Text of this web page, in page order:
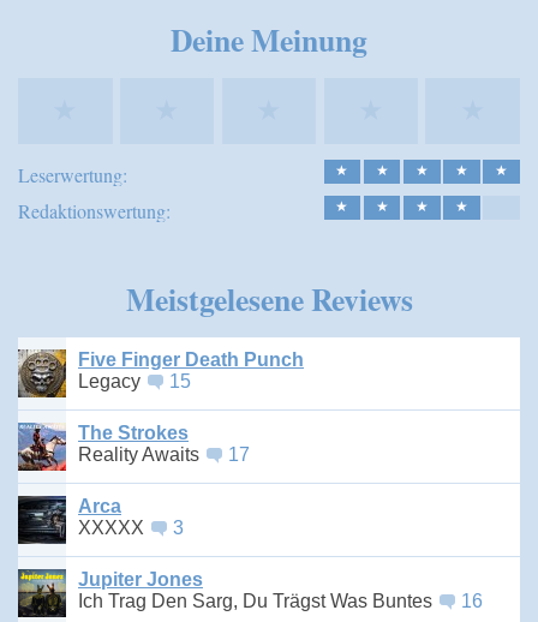
Deine Meinung
Leserwertung: ★ ★ ★ ★ ★
Redaktionswertung: ★ ★ ★ ★
Meistgelesene Reviews
Five Finger Death Punch
Legacy
15
The Strokes
Reality Awaits
17
Arca
XXXXX
3
Jupiter Jones
Ich Trag Den Sarg, Du Trägst Was Buntes
16